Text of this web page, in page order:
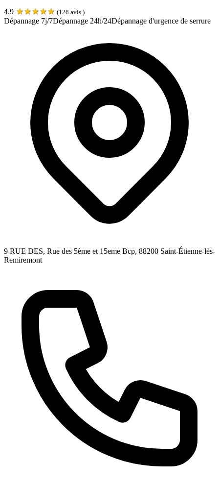
4.9 ★★★★★ (128 avis )
Dépannage 7j/7Dépannage 24h/24Dépannage d'urgence de serrure
9 RUE DES, Rue des 5ème et 15eme Bcp, 88200 Saint-Étienne-lès-
Remiremont